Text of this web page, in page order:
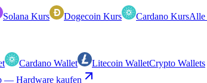
Solana Kurs Dogecoin Kurs Cardano KursAlle
Cardano Wallet Litecoin WalletCrypto Wallets
— Hardware kaufen